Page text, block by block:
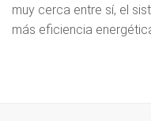
muy cerca entre sí, el
más eficiencia